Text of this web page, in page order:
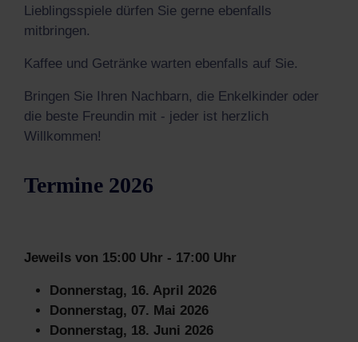
Lieblingsspiele dürfen Sie gerne ebenfalls
mitbringen.
Kaffee und Getränke warten ebenfalls auf Sie.
Bringen Sie Ihren Nachbarn, die Enkelkinder oder
die beste Freundin mit - jeder ist herzlich
Willkommen!
Termine 2026
Jeweils von 15:00 Uhr - 17:00 Uhr
Donnerstag, 16. April 2026
Donnerstag, 07. Mai 2026
Donnerstag, 18. Juni 2026